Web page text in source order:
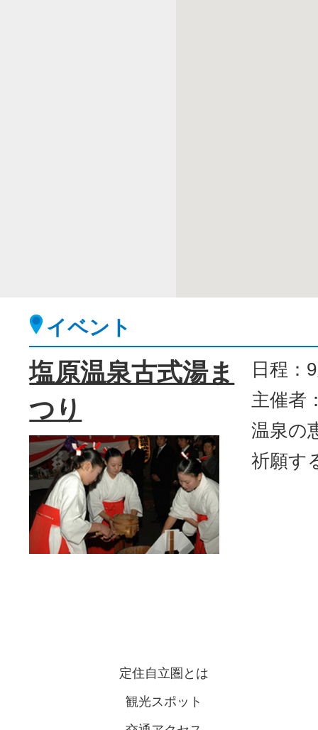
イベント
塩原温泉古式湯ま
つり
日程：
主催者
温泉の
祈願す
定住自立圏とは
観光スポット